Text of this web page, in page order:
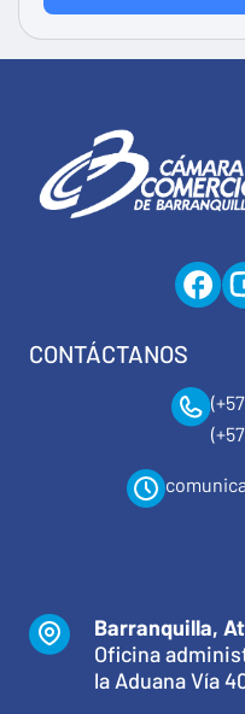
CONTÁCTANOS
Barranquilla,
Oficina
la Aduana Vía